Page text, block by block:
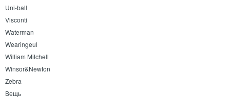
Uni-ball
Visconti
Waterman
Wearingeul
William Mitchell
Winsor&Newton
Zebra
Вещь